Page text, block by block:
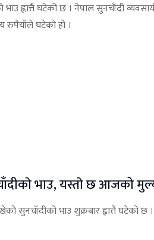
भाउ ह्वात्तै घटेको छ । नेपाल सुनचाँदी
रुपैयाँले घटेको हो ।
भाउ, यस्ताे छ आजको
सुनचाँदीको भाउ शुक्रबार ह्वात्तै घटेको छ ।